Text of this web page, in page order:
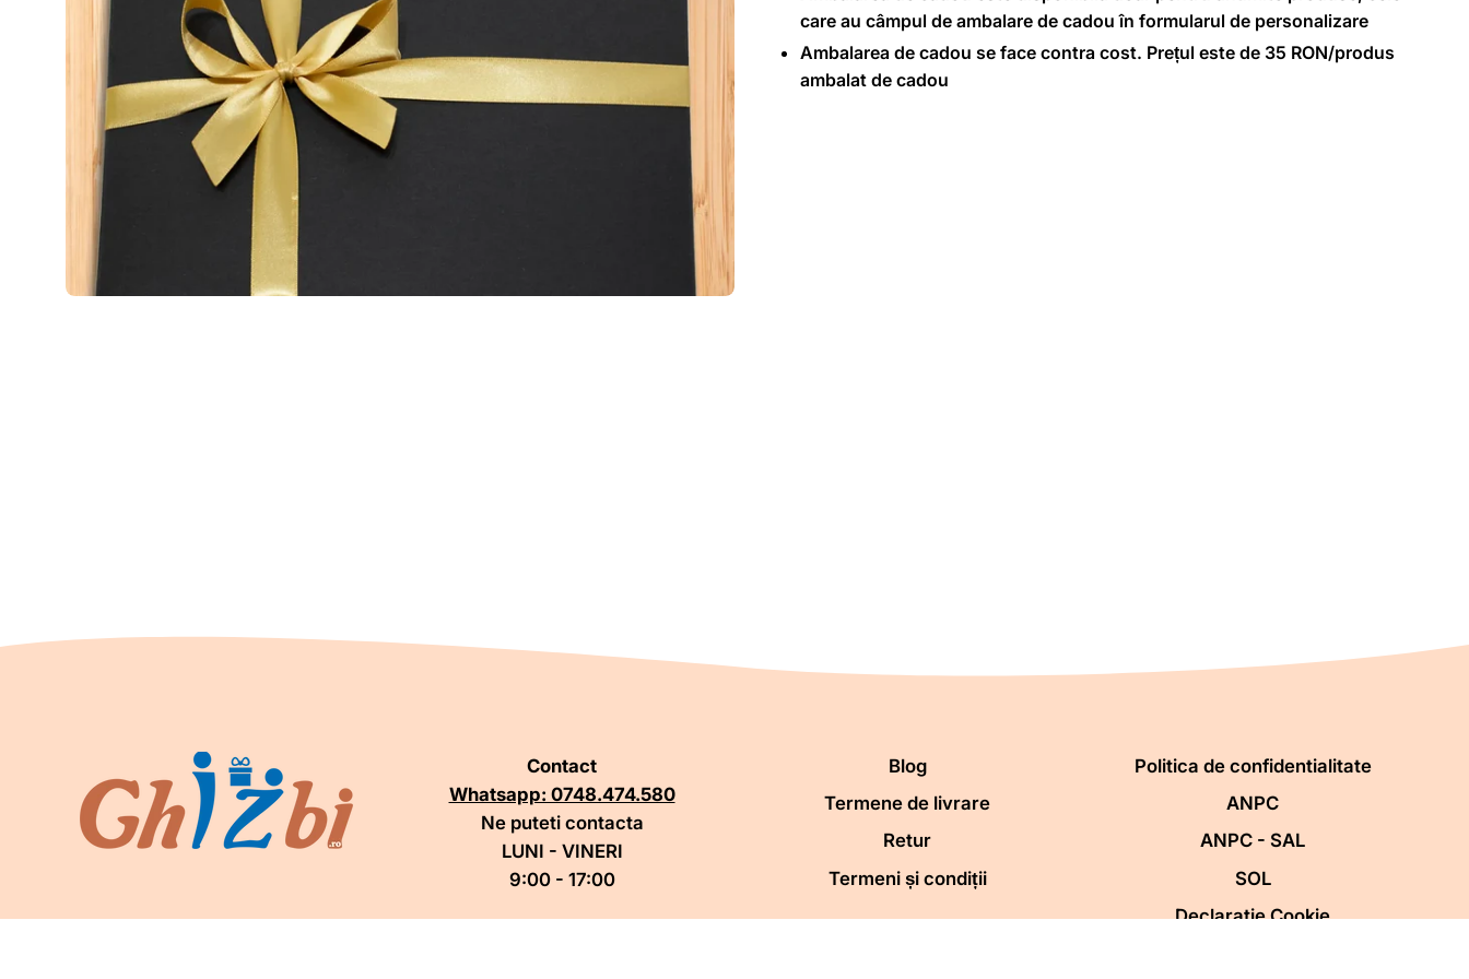
care au câmpul de ambalare de cadou în formularul de personalizare
Ambalarea de cadou se face contra cost. Prețul este de 35 RON/produs
ambalat de cadou
Contact
Whatsapp: 0748.474.580
Ne puteti contacta
LUNI - VINERI
9:00 - 17:00
Blog
Termene de livrare
Retur
Termeni și condiții
Politica de confidentialitate
ANPC
ANPC - SAL
SOL
Declaratie Cookie